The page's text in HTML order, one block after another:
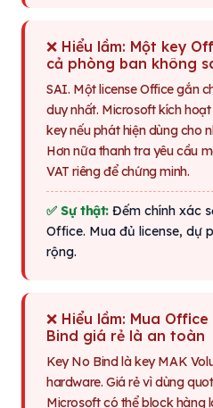
❌ Hiểu lầm: Một key
cả phòng ban không
SAI. Một license Office gắn
duy nhất. Microsoft kích
key nếu phát hiện dùng cho
Hơn nữa thanh tra yêu cầu
VAT riêng để chứng minh.
✅ Sự thật: Đếm chính xác
Office. Mua đủ license, dự
rộng.
❌ Hiểu lầm: Mua
Bind giá rẻ là an toàn
Key No Bind là key MAK
hardware. Giá rẻ vì dùng
Microsoft có thể block hàng